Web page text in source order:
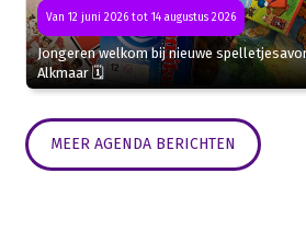
Van 12 juni 2026 tot 14 augustus 2026
Jongeren welkom bij nieuwe
Alkmaar 🗓
MEER AGENDA BERICHTEN